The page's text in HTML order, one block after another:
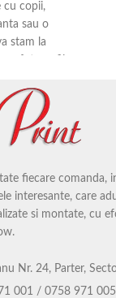
cu copii,
sau o
stam la
este
sa retraiesti
fiecare comanda,
interesante, care
si montate, cu
Nr. 24, Parter,
001 / 0758 971 005